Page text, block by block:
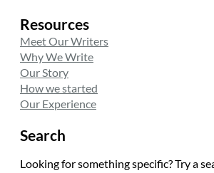
Resources
Meet Our Writers
Why We Write
Our Story
How we started
Our Experience
Search
Looking for something specific? Try a